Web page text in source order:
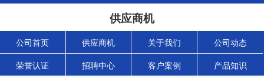
供应商机
公司首页 供应商机 关于我们 公司动态
荣誉认证 招聘中心 客户案例 产品知识